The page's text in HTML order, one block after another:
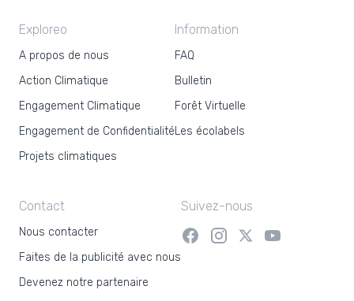
Exploreo
A propos de nous
Action Climatique
Engagement Climatique
Engagement de Confidentialité
Projets climatiques
Information
FAQ
Bulletin
Forêt Virtuelle
Les écolabels
Contact
Nous contacter
Faites de la publicité avec nous
Devenez notre partenaire
Suivez-nous